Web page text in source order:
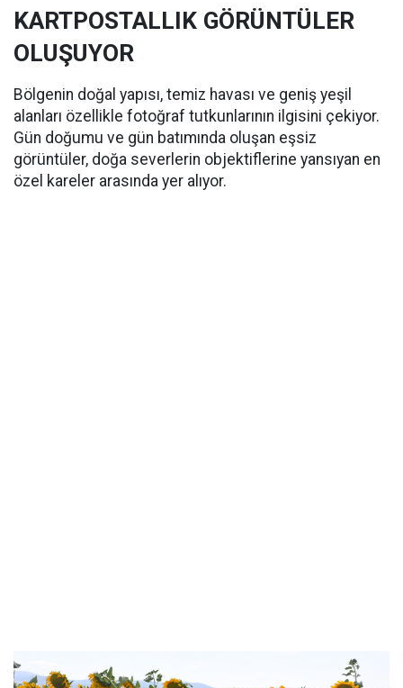
KARTPOSTALLIK GÖRÜNTÜLER
OLUŞUYOR
Bölgenin doğal yapısı, temiz havası ve geniş yeşil
alanları özellikle fotoğraf tutkunlarının ilgisini çekiyor.
Gün doğumu ve gün batımında oluşan eşsiz
görüntüler, doğa severlerin objektiflerine yansıyan en
özel kareler arasında yer alıyor.